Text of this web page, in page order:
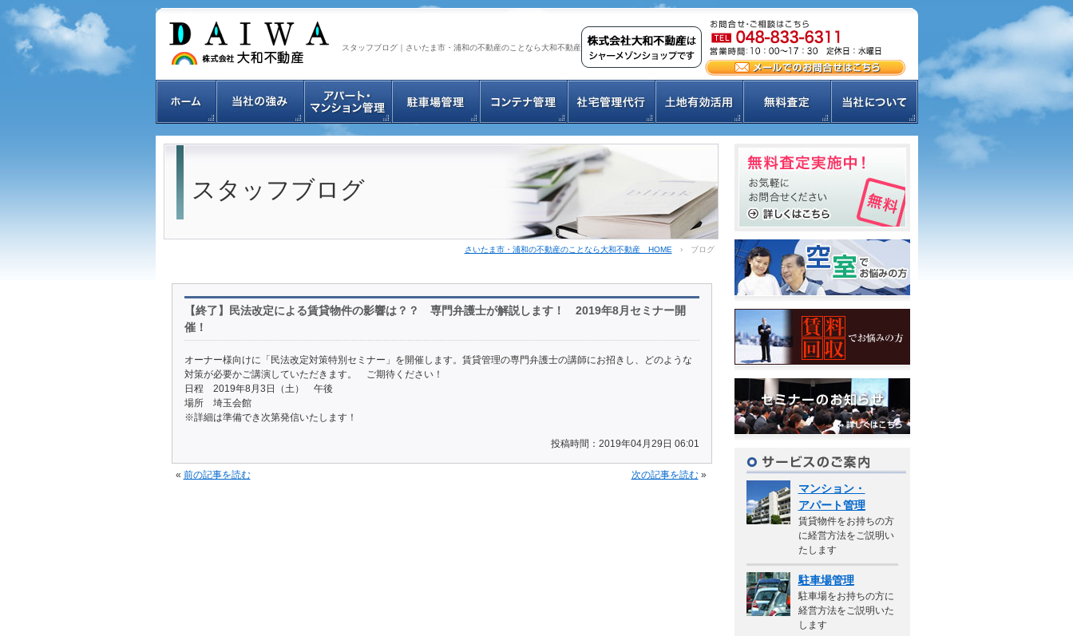
スタッフブログ｜さいたま市・浦和の不動産のことなら大和不動産
スタッフブログ
さいたま市・浦和の不動産のことなら大和不動産 HOME › ブログ
【終了】民法改定による賃貸物件の影響は？？ 専門弁護士が解説します！ 2019年8月セミナー開
催！
オーナー様向けに「民法改定対策特別セミナー」を開催します。賃貸管理の専門弁護士の講師にお招きし、どのような
対策が必要かご講演していただきます。 ご期待ください！
日程 2019年8月3日（土） 午後
場所 埼玉会館
※詳細は準備でき次第発信いたします！
投稿時間：2019年04月29日 06:01
« 前の記事を読む 次の記事を読む»
マンション・
アパート管理
賃貸物件をお持ちの方
に経営方法をご説明い
たします
駐車場管理
駐車場をお持ちの方に
経営方法をご説明いた
します